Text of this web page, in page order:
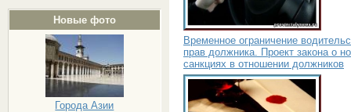
Новые фото
Города Азии
Временное ограничение
прав должника. Проект закона о
санкциях в отношении должников